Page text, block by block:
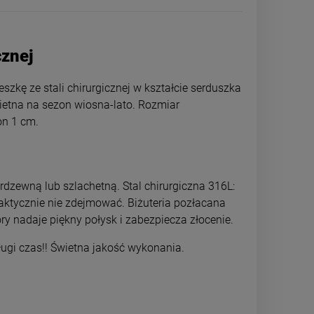
Kolczyki STAL CHIRURGICZNA
koniczyna szersza czarna serce
ze stali chirurgicznej w kształcie serduszka
na sezon wiosna-lato. Rozmiar
1 cm.
lub szlachetną. Stal chirurgiczna 316L:
nie zdejmować. Biżuteria pozłacana
nadaje piękny połysk i zabezpiecza złocenie.
czas!! Świetna jakość wykonania.